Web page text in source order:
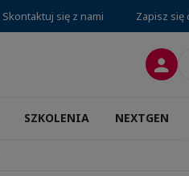
Skontaktuj się z nami Zapisz
SZKOLENIA NEXTGEN